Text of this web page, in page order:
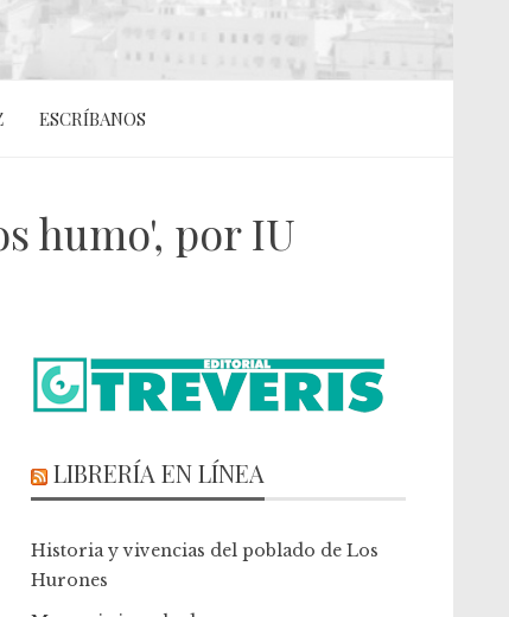
ESCRÍBANOS
humo', por IU
LIBRERÍA EN LÍNEA
Historia y vivencias del poblado de Los
Hurones